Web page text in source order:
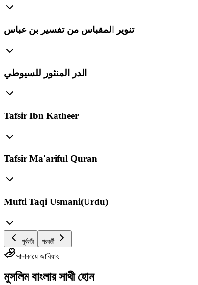
تنوير المقباس من تفسير بن عباس
الدر المنثور للسيوطي
Tafsir Ibn Katheer
Tafsir Ma'ariful Quran
Mufti Taqi Usmani(Urdu)
পূর্ববর্তী পরবর্তী
সাদাকায়ে জারিয়াহ
মুসলিম বাংলার সাথী হোন